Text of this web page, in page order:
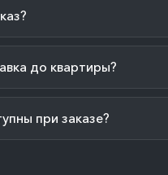
до квартиры?
при заказе?